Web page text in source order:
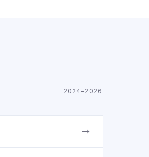
2024–2026
→